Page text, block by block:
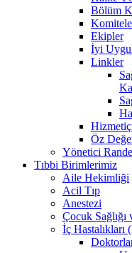
Bölüm
Ekipler
İyi
Linkler
Öz
Yönetici
Tıbbi Birimlerimiz
Aile Hekimliği
Acil Tıp
Anestezi
Çocuk Sağlığı
İç Hastalıkları